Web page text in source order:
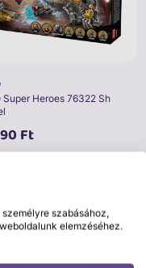
Super Heroes 76322 Sh
Ft
szabásához,
elemzéséhez.